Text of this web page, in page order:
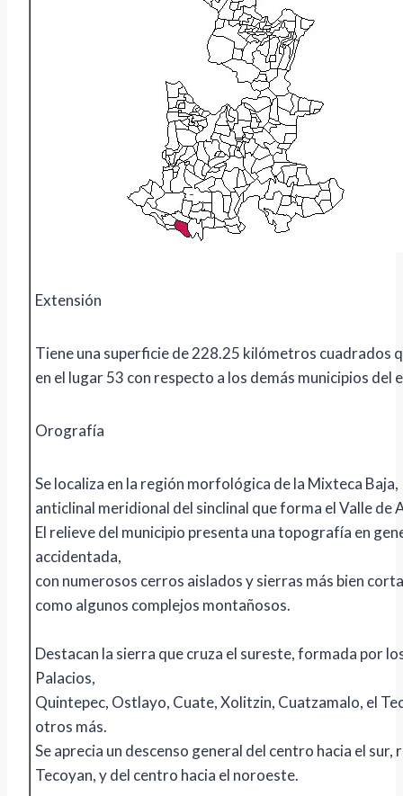
Extensión
Tiene una superficie de 228.25 kilómetros cuadrados
en el lugar 53 con respecto a los demás municipios del
Orografía
Se localiza en la región morfológica de la Mixteca Baja,
anticlinal meridional del sinclinal que forma el Valle de
El relieve del municipio presenta una topografía en
accidentada,
con numerosos cerros aislados y sierras más bien
como algunos complejos montañosos.
Destacan la sierra que cruza el sureste, formada por
Palacios,
Quintepec, Ostlayo, Cuate, Xolitzin, Cuatzamalo, el
otros más.
Se aprecia un descenso general del centro hacia el sur,
Tecoyan, y del centro hacia el noroeste.